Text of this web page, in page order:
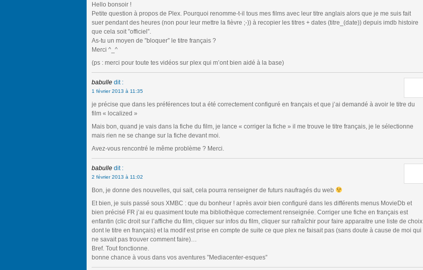
Hello bonsoir !
Petite question à propos de Plex. Pourquoi renomme-t-il tous mes films avec leur titre anglais alors que je me suis fait
suer pendant des heures (non pour leur mettre la fièvre ;-)) à recopier les titres + dates (titre_(date)) depuis imdb histoire
que cela soit ”officiel”.
As-tu un moyen de ”bloquer” le titre français ?
Merci ^_^
(ps : merci pour toute tes vidéos sur plex qui m’ont bien aidé à la base)
babulle dit :
1 février 2013 à 11:35
je précise que dans les préférences tout a été correctement configuré en français et que j’ai demandé à avoir le titre du
film « localized »
Mais bon, quand je vais dans la fiche du film, je lance « corriger la fiche » il me trouve le titre français, je le sélectionne
mais rien ne se change sur la fiche devant moi.
Avez-vous rencontré le même problème ? Merci.
babulle dit :
2 février 2013 à 11:02
Bon, je donne des nouvelles, qui sait, cela pourra renseigner de futurs naufragés du web
Et bien, je suis passé sous XMBC : que du bonheur ! après avoir bien configuré dans les différents menus MovieDb et
bien précisé FR j’ai eu quasiment toute ma bibliothèque correctement renseignée. Corriger une fiche en français est
enfantin (clic droit sur l’affiche du film, cliquer sur infos du film, cliquer sur rafraîchir pour faire apparaitre une liste de choix
dont le titre en français) et la modif est prise en compte de suite ce que plex ne faisait pas (sans doute à cause de moi qui
ne savait pas trouver comment faire)…
Bref. Tout fonctionne.
bonne chance à vous dans vos aventures ”Mediacenter-esques”